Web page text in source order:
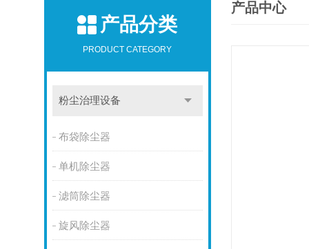
产品分类
PRODUCT CATEGORY
粉尘治理设备
布袋除尘器
单机除尘器
滤筒除尘器
旋风除尘器
产品中心